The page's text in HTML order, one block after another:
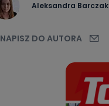
Aleksandra Barczak
NAPISZ DO AUTORA